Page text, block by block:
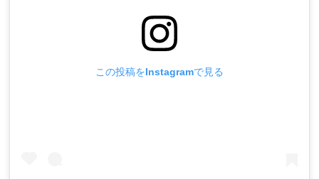
この投稿をInstagramで見る